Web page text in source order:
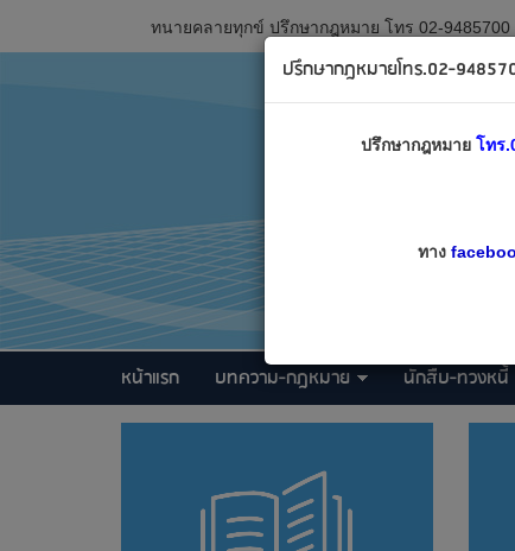
ทนายคลายทุกข์ ปรึกษากฎหมาย โทร 02-9485700
หน้าแรก บทความ-กฎหมาย นักสืบ-ทวงหนี้
ปรึกษากฎหมายโทร.02-
ปรึกษากฎหมาย โทร
ทาง